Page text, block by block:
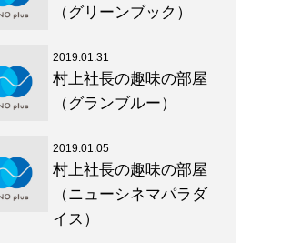
（グリーンブック）
2019.01.31
村上社長の趣味の部屋
（グランブルー）
2019.01.05
村上社長の趣味の部屋
（ニューシネマパラダ
イス）